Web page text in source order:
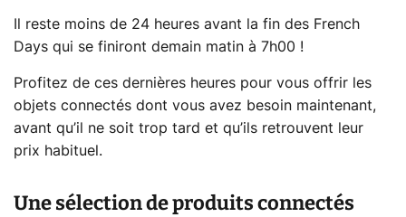
Il reste moins de 24 heures avant la fin des French
Days qui se finiront demain matin à 7h00 !
Profitez de ces dernières heures pour vous offrir les
objets connectés dont vous avez besoin maintenant,
avant qu’il ne soit trop tard et qu’ils retrouvent leur
prix habituel.
Une sélection de produits connectés